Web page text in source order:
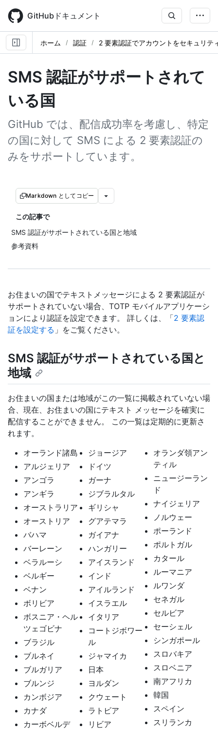
main
content
GitHubドキュメント
ホーム 認証 2 要素認証でアカウントをセキュリテ
SMS 認証がサポートされて
いる国
GitHub では、配信成功率を考慮し、特定
の国に対して SMS による 2 要素認証の
みをサポートしています。
Markdown としてコピー
この記事で
SMS 認証がサポートされている国と地域
参考資料
お住まいの国でテキストメッセージによる 2 要素認証が
サポートされていない場合、TOTP モバイルアプリケーシ
ョンにより認証を設定できます。 詳しくは、「2 要素認
証を設定する 」をご覧ください。
SMS 認証がサポートされている国と
地域
お住まいの国または地域がこの一覧に掲載されていない場
合、現在、お住まいの国にテキスト メッセージを確実に
配信することができません。 この一覧は定期的に更新さ
れます。
オーランド諸島
アルジェリア
アンゴラ
アンギラ
オーストラリア
オーストリア
バハマ
バーレーン
ベラルーシ
ベルギー
ベナン
ボリビア
ボスニア・ヘル
ツェゴビナ
ブラジル
ブルネイ
ブルガリア
ブルンジ
カンボジア
カナダ
カーボベルデ
ジョージア
ドイツ
ガーナ
ジブラルタル
ギリシャ
グアテマラ
ガイアナ
ハンガリー
アイスランド
インド
アイルランド
イスラエル
イタリア
コートジボワー
ル
ジャマイカ
日本
ヨルダン
クウェート
ラトビア
リビア
オランダ領アン
ティル
ニュージーラン
ド
ナイジェリア
ノルウェー
ポーランド
ポルトガル
カタール
ルーマニア
ルワンダ
セネガル
セルビア
セーシェル
シンガポール
スロバキア
スロベニア
南アフリカ
韓国
スペイン
スリランカ